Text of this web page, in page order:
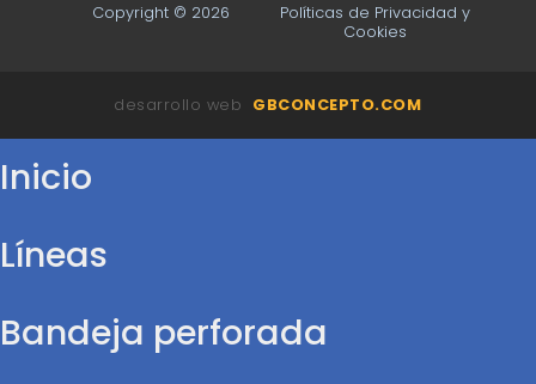
Copyright © 2026
Políticas de Privacidad y
Cookies
desarrollo web GBCONCEPTO.COM
Inicio
Líneas
Bandeja perforada